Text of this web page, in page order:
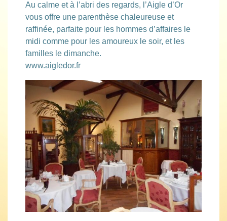
Au calme et à l’abri des regards, l’Aigle d’Or
vous offre une parenthèse chaleureuse et
raffinée, parfaite pour les hommes d’affaires le
midi comme pour les amoureux le soir, et les
familles le dimanche.
www.aigledor.fr